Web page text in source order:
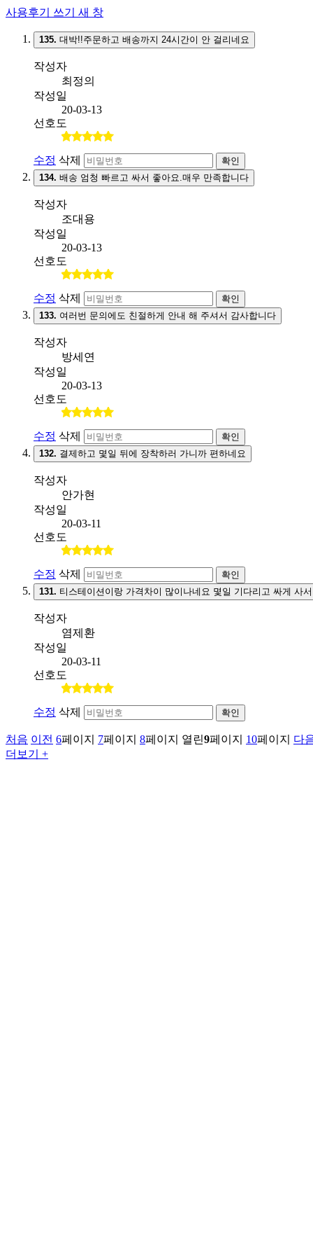
사용후기 쓰기 새 창
135. 대박!!주문하고 배송까지 24시간이 안 걸리네요
작성자
최정의
작성일
20-03-13
선호도
수정 삭제
확인
134. 배송 엄청 빠르고 싸서 좋아요.매우 만족합니다
작성자
조대용
작성일
20-03-13
선호도
수정 삭제
확인
133. 여러번 문의에도 친절하게 안내 해 주셔서 감사합니다
작성자
방세연
작성일
20-03-13
선호도
수정 삭제
확인
132.
결제하고 몇일 뒤에 장착하러 가니까 편하네요
작성자
안가현
작성일
20-03-11
선호도
수정 삭제
확인
131. 티스테이션이랑 가격차이 많이나네요 몇일 기다리고 싸게 사
작성자
염제환
작성일
20-03-11
선호도
수정 삭제 확인
처음 이전 6페이지 7페이지 8페이지 열린9페이지 10페이지
다
더보기 +